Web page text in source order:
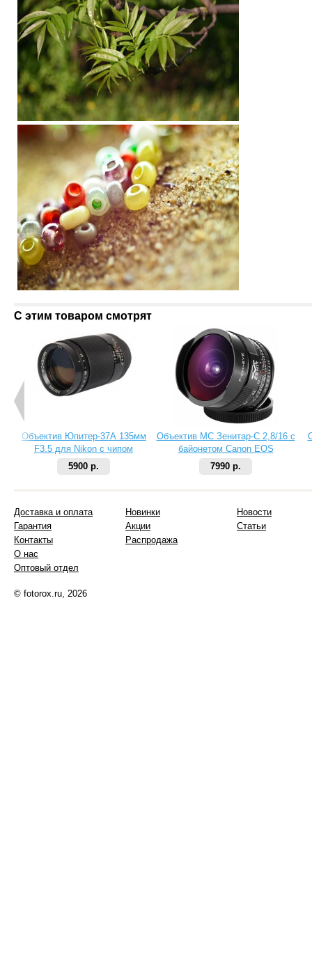
С этим товаром смотрят
Объектив Юпитер-37А 135мм
F3.5 для Nikon с чипом
5900 р.
Объектив МС Зенитар-C 2,8/16 с
байонетом Canon EOS
7990 р.
Доставка и оплата
Гарантия
Контакты
О нас
Оптовый отдел
Новинки
Акции
Распродажа
Новости
Статьи
© fotorox.ru, 2026